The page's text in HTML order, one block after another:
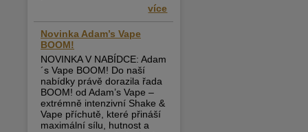
více
Novinka Adam’s Vape
BOOM!
NOVINKA V NABÍDCE: Adam
´s Vape BOOM! Do naší
nabídky právě dorazila řada
BOOM! od Adam’s Vape –
extrémně intenzivní Shake &
Vape příchutě, které přináší
maximální sílu, hutnost a